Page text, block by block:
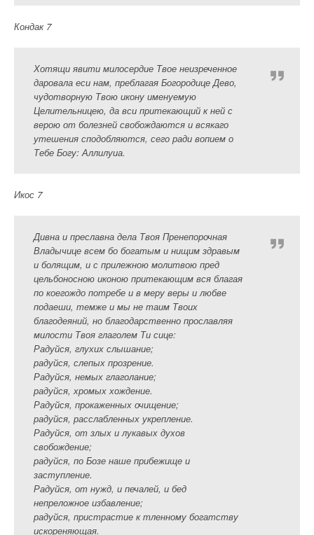
Кондак 7
Хотящи явити милосердие Твое неизреченное
даровала еси нам, преблагая Богородице Дево,
чудотворную Твою икону именуемую
Целительницею, да вси притекающий к ней с
верою от болезней свобождаются и всякаго
утешения сподобляются, сего ради вопием о
Тебе Богу: Аллилуиа.
Икос 7
Дивна и преславна дела Твоя Пренепорочная
Владычице всем бо богатым и нищим здравым
и болящим, и с прилежною молитвою пред
цельбоносною иконою притекающим вся благая
по коегождо потребе и в меру веры и любве
подаеши, темже и мы не таим Твоих
благодеяний, но благодарственно прославляя
милости Твоя глаголем Ти сице:
Радуйся, глухих слышание;
радуйся, слепых прозрение.
Радуйся, немых глаголание;
радуйся, хромых хождение.
Радуйся, прокаженных очищение;
радуйся, расслабленных укрепление.
Радуйся, от злых и лукавых духов
свобождение;
радуйся, по Бозе наше прибежище и
заступление.
Радуйся, от нужд, и печалей, и бед
непреложное избавление;
радуйся, пристрастие к тленному богатству
искореняющая.